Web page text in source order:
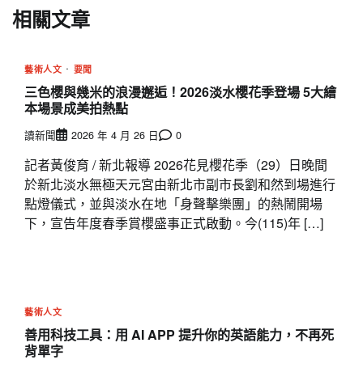
相關文章
藝術人文 要聞
三色櫻與幾米的浪漫邂逅！2026淡水櫻花季登場 5大繪
本場景成美拍熱點
讀新聞 2026 年 4 月 26 日 0
記者黃俊育 / 新北報導 2026花見櫻花季（29）日晚間
於新北淡水無極天元宮由新北市副市長劉和然到場進行
點燈儀式，並與淡水在地「身聲擊樂團」的熱鬧開場
下，宣告年度春季賞櫻盛事正式啟動。今(115)年 […]
藝術人文
善用科技工具：用 AI APP 提升你的英語能力，不再死
背單字